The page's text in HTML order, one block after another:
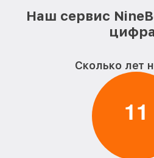
Наш сервис
Сколько лет
11